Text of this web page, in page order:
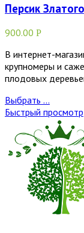
Персик
900.00 Р
В интернет-
крупномеры и
плодовых
Выбрать ...
Быстрый просмотр